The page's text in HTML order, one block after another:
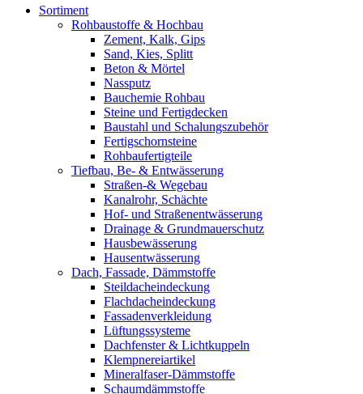
Sortiment
Rohbaustoffe & Hochbau
Zement, Kalk, Gips
Sand, Kies, Splitt
Beton & Mörtel
Nassputz
Bauchemie Rohbau
Steine und Fertigdecken
Baustahl und Schalungszubehör
Fertigschornsteine
Rohbaufertigteile
Tiefbau, Be- & Entwässerung
Straßen-& Wegebau
Kanalrohr, Schächte
Hof- und Straßenentwässerung
Drainage & Grundmauerschutz
Hausbewässerung
Hausentwässerung
Dach, Fassade, Dämmstoffe
Steildacheindeckung
Flachdacheindeckung
Fassadenverkleidung
Lüftungssysteme
Dachfenster & Lichtkuppeln
Klempnereiartikel
Mineralfaser-Dämmstoffe
Schaumdämmstoffe